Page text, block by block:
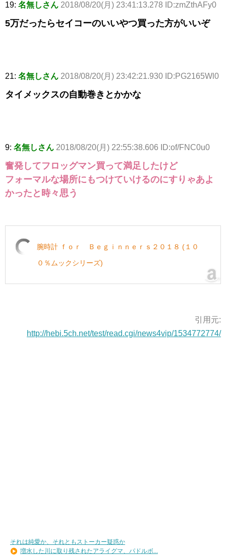
19: 名無しさん 2018/08/20(月) 23:41:13.278 ID:zmZthAFy0
5万だったらセイコーのいいやつ買った方がいいぞ
21: 名無しさん 2018/08/20(月) 23:42:21.930 ID:PG2165Wl0
タイメックスの自動巻きとかかな
9: 名無しさん 2018/08/20(月) 22:55:38.606 ID:of/FNC0u0
奮発してフロッグマン買って満足したけど
フォーマルな場所にもつけていけるのにすりゃあよ
かったと時々思う
腕時計 ｆｏｒ Ｂｅｇｉｎｎｅｒｓ２０１８ (１０
０％ムックシリーズ)
引用元:
http://hebi.5ch.net/test/read.cgi/news4vip/1534772774/
それは純愛か、それともストーカー疑惑か
増水した川に取り残されたアライグマ、パドルボ...